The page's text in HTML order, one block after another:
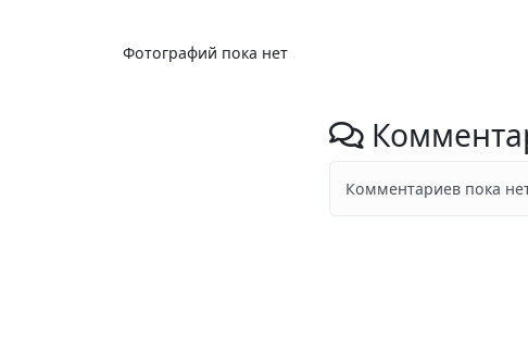
Фотографий пока нет
Комментариев пока